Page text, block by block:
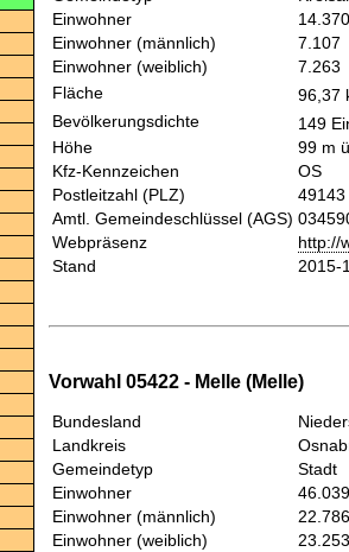
Einwohner
14.370
Einwohner (männlich)
7.107
Einwohner (weiblich)
7.263
Fläche
96,37
Bevölkerungsdichte
149
Höhe
99 m
Kfz-Kennzeichen
OS
Postleitzahl (PLZ)
49143
Amtl. Gemeindeschlüssel (AGS)
Webpräsenz
http://
Stand
2015-
Vorwahl 05422 - Melle (Melle)
Bundesland
Landkreis
Gemeindetyp
Stadt
Einwohner
46.039
Einwohner (männlich)
22.786
Einwohner (weiblich)
23.253